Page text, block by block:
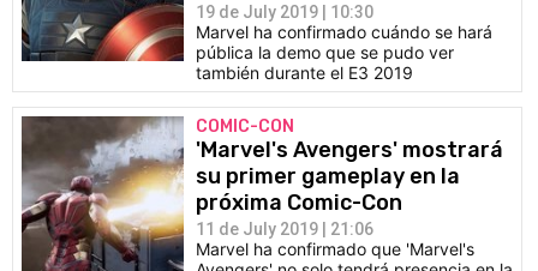
19 de July 2019 | 10:30
Marvel ha confirmado cuándo se hará
pública la demo que se pudo ver
también durante el E3 2019
COMIC-CON
'Marvel's Avengers' mostrará
su primer gameplay en la
próxima Comic-Con
11 de July 2019 | 21:06
Marvel ha confirmado que 'Marvel's